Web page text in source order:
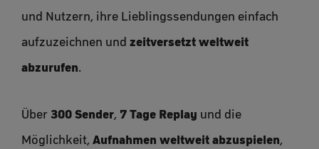
und Nutzern, ihre Lieblingssendungen einfach
aufzuzeichnen und zeitversetzt weltweit
abzurufen.
Über 300 Sender, 7 Tage Replay und die
Möglichkeit, Aufnahmen weltweit abzuspielen,